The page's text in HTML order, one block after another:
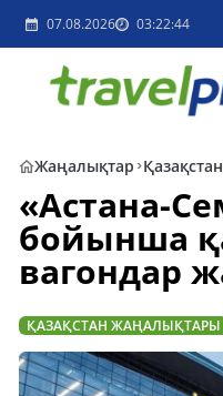
07.08.2026 03:22:44
Жаңалықтар
«Астана-
бойынша
вагондар
ҚАЗАҚСТАН ЖАҢАЛЫҚТАРЫ